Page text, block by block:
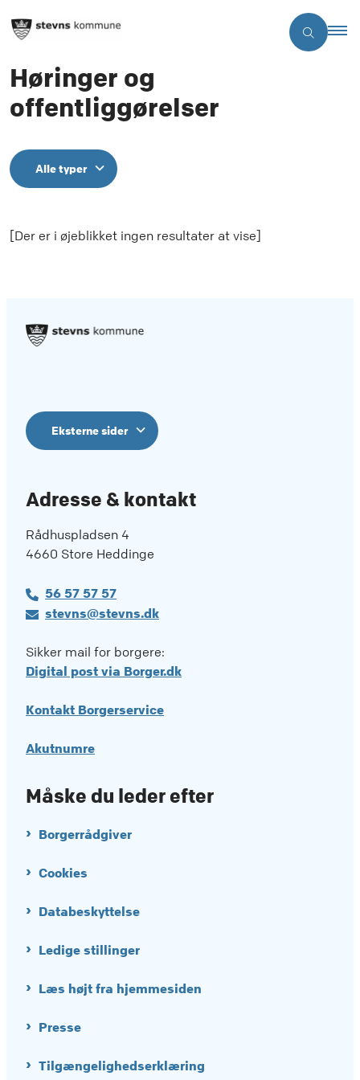
Høringer og
offentliggørelser
Alle typer
[Der er i øjeblikket ingen resultater at vise]
Eksterne sider
Adresse & kontakt
Rådhuspladsen 4
4660 Store Heddinge
56 57 57 57
stevns@stevns.dk
Sikker mail for borgere:
Digital post via Borger.dk
Kontakt Borgerservice
Akutnumre
Måske du leder efter
Borgerrådgiver
Cookies
Databeskyttelse
Ledige stillinger
Læs højt fra hjemmesiden
Presse
Tilgængelighedserklæring